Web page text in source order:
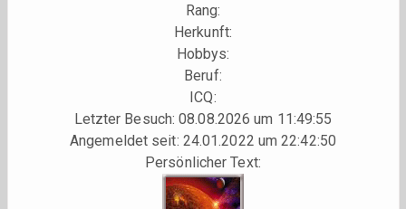
Rang:
Herkunft:
Hobbys:
Beruf:
ICQ:
Letzter Besuch: 08.08.2026 um 11:49:55
Angemeldet seit: 24.01.2022 um 22:42:50
Persönlicher Text: